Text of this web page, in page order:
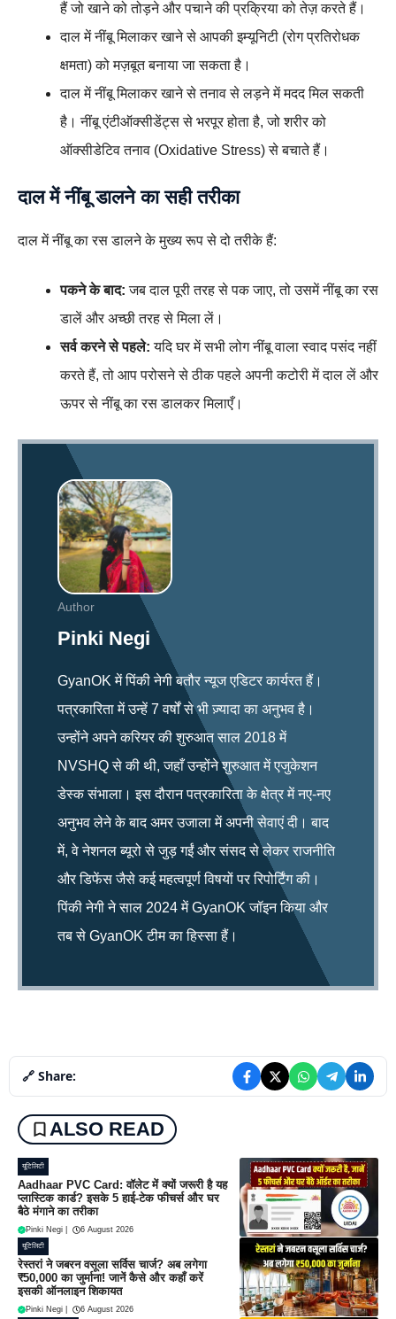
हैं जो खाने को तोड़ने और पचाने की प्रक्रिया को तेज़ करते हैं।
दाल में नींबू मिलाकर खाने से आपकी इम्यूनिटी (रोग प्रतिरोधक
क्षमता) को मज़बूत बनाया जा सकता है।
दाल में नींबू मिलाकर खाने से तनाव से लड़ने में मदद मिल सकती
है। नींबू एंटीऑक्सीडेंट्स से भरपूर होता है, जो शरीर को
ऑक्सीडेटिव तनाव (Oxidative Stress) से बचाते हैं।
दाल में नींबू डालने का सही तरीका
दाल में नींबू का रस डालने के मुख्य रूप से दो तरीके हैं:
पकने के बाद: जब दाल पूरी तरह से पक जाए, तो उसमें नींबू का रस
डालें और अच्छी तरह से मिला लें।
सर्व करने से पहले: यदि घर में सभी लोग नींबू वाला स्वाद पसंद नहीं
करते हैं, तो आप परोसने से ठीक पहले अपनी कटोरी में दाल लें और
ऊपर से नींबू का रस डालकर मिलाएँ।
Author
Pinki Negi
GyanOK में पिंकी नेगी बतौर न्यूज एडिटर कार्यरत हैं।
पत्रकारिता में उन्हें 7 वर्षों से भी ज़्यादा का अनुभव है।
उन्होंने अपने करियर की शुरुआत साल 2018 में
NVSHQ से की थी, जहाँ उन्होंने शुरुआत में एजुकेशन
डेस्क संभाला। इस दौरान पत्रकारिता के क्षेत्र में नए-नए
अनुभव लेने के बाद अमर उजाला में अपनी सेवाएं दी। बाद
में, वे नेशनल ब्यूरो से जुड़ गईं और संसद से लेकर राजनीति
और डिफेंस जैसे कई महत्वपूर्ण विषयों पर रिपोर्टिंग की।
पिंकी नेगी ने साल 2024 में GyanOK जॉइन किया और
तब से GyanOK टीम का हिस्सा हैं।
🔗 Share:
ALSO READ
यूटिलिटी
Aadhaar PVC Card: वॉलेट में क्यों जरूरी है यह
प्लास्टिक कार्ड? इसके 5 हाई-टेक फीचर्स और घर
बैठे मंगाने का तरीका
Pinki Negi 6 August 2026
यूटिलिटी
रेस्तरां ने जबरन वसूला सर्विस चार्ज? अब लगेगा
₹50,000 का जुर्माना! जानें कैसे और कहाँ करें
इसकी ऑनलाइन शिकायत
Pinki Negi 6 August 2026